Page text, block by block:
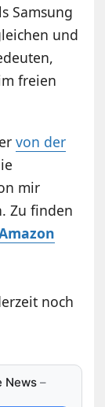
Samsung
und
freien
von der
mir
Zu finden
noch
News –